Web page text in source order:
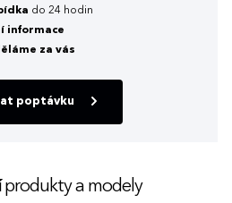
do 24 hodin
informace
za vás
poptávku
produkty a modely